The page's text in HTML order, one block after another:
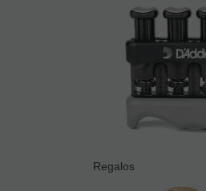
Regalos